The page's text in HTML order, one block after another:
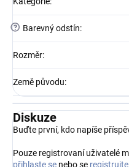
? Barevný odstín:
Rozměr:
Země původu:
Diskuze
Buďte první, kdo napíše
Pouze registrovaní uživatelé
přihlaste se nebo se registrujte